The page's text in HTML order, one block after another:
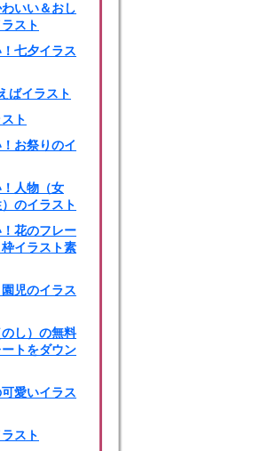
いい＆おし
スト
七夕イラス
ばイラスト
ト
お祭りのイ
人物（女
のイラスト
花のフレー
イラスト素
児のイラス
し）の無料
トをダウン
愛いイラス
スト